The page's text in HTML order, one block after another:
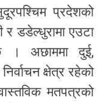
प्रदेशको
र डडेल्धुरामा एउटा
। अछाममा दुई,
क्षेत्र रहेको
मतपत्रको